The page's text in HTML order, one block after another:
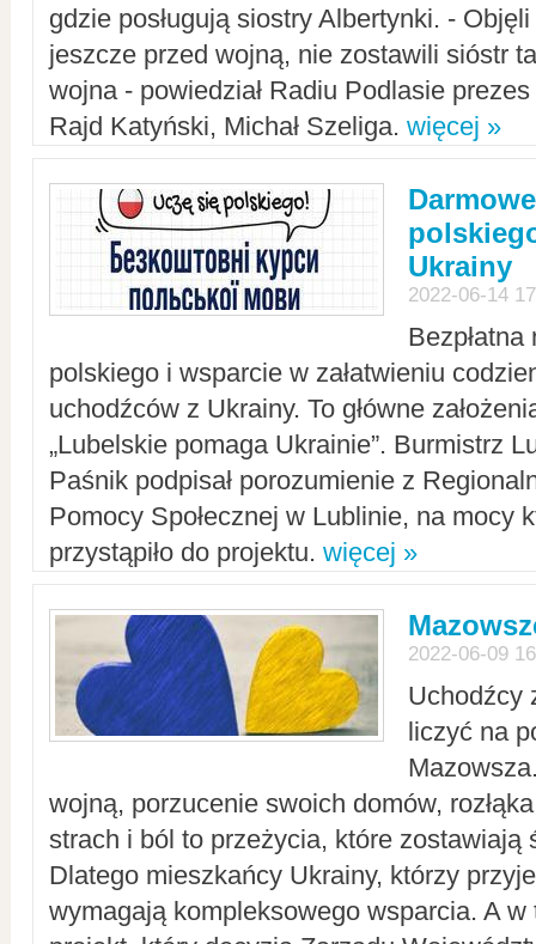
gdzie posługują siostry Albertynki. -
jeszcze przed wojną, nie zostawili sióstr
wojna - powiedział Radiu Podlasie
Rajd Katyński, Michał Szeliga. więcej »
Ukrainy
2022-06-14
polskiego i wsparcie w załatwieniu
uchodźców z Ukrainy. To główne
„Lubelskie pomaga Ukrainie”. Burmistrz
Paśnik podpisał porozumienie z
Pomocy Społecznej w Lublinie, na mocy
przystąpiło do projektu. więcej »
2022-06-09
Uchodźcy
liczyć na
wojną, porzucenie swoich domów,
strach i ból to przeżycia, które zostawiają
Dlatego mieszkańcy Ukrainy, którzy
wymagają kompleksowego wsparcia. A w